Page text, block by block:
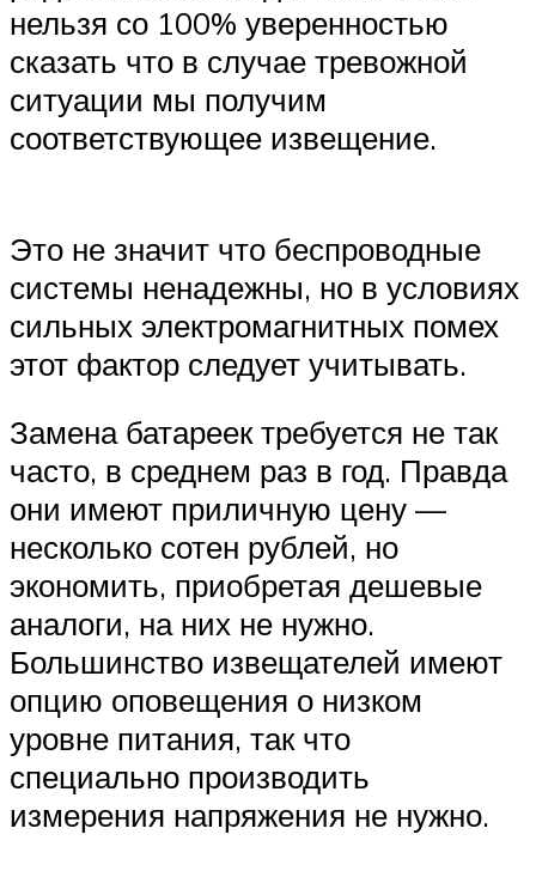
нельзя со 100% уверенностью
сказать что в случае тревожной
ситуации мы получим
соответствующее извещение.
Это не значит что беспроводные
системы ненадежны, но в условиях
сильных электромагнитных помех
этот фактор следует учитывать.
Замена батареек требуется не так
часто, в среднем раз в год. Правда
они имеют приличную цену —
несколько сотен рублей, но
экономить, приобретая дешевые
аналоги, на них не нужно.
Большинство извещателей имеют
опцию оповещения о низком
уровне питания, так что
специально производить
измерения напряжения не нужно.